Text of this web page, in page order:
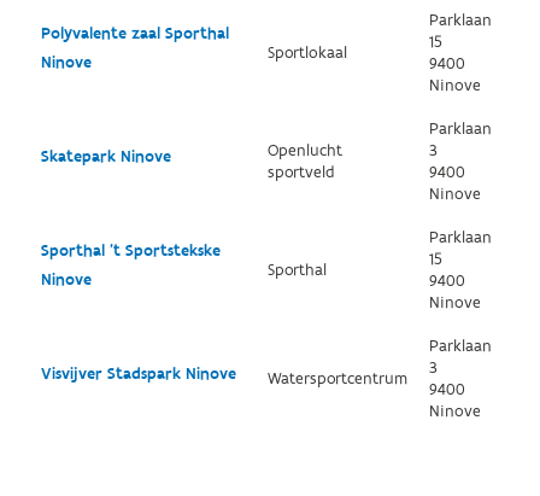
Polyvalente zaal Sporthal
Ninove
Sportlokaal
Parklaan
15
9400
Ninove
Skatepark Ninove
Openlucht
sportveld
Parklaan
3
9400
Ninove
Sporthal 't Sportstekske
Ninove
Sporthal
Parklaan
15
9400
Ninove
Visvijver Stadspark Ninove Watersportcentrum
Parklaan
3
9400
Ninove